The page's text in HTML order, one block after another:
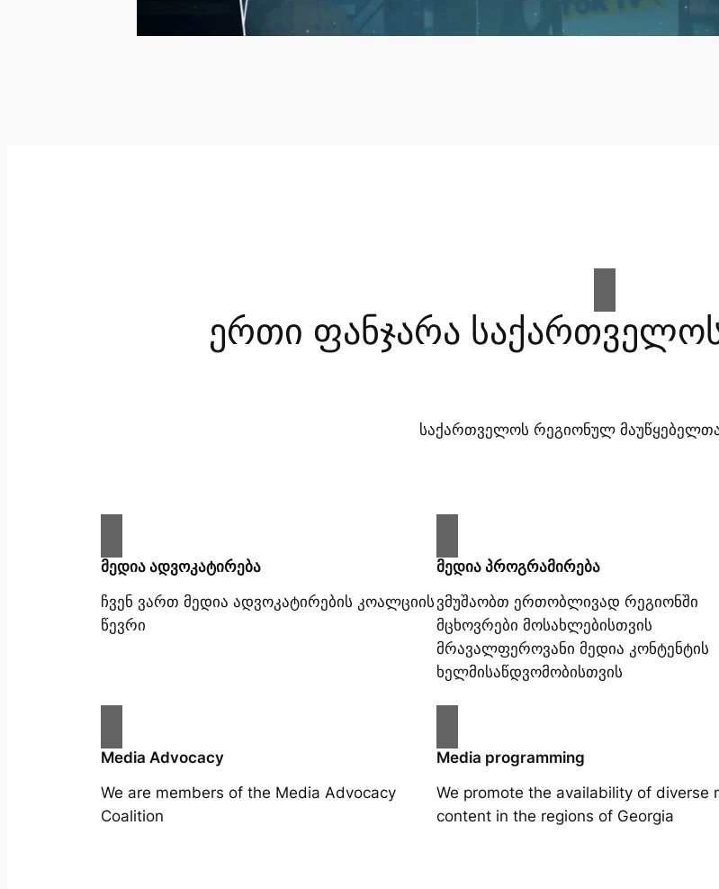
ერთი ფანჯარა
საქართველოს რეგიონულ
მედია ადვოკატირება
ჩვენ ვართ მედია ადვოკატირების კოალციის
წევრი
მედია პროგრამირება
ვმუშაობთ ერთობლივად რეგიონში
მცხოვრები მოსახლებისთვის
მრავალფეროვანი მედია კონტენტის
ხელმისაწდვომობისთვის
Media Advocacy
We are members of the Media Advocacy
Coalition
Media programming
We promote the availability of diverse
content in the regions of Georgia